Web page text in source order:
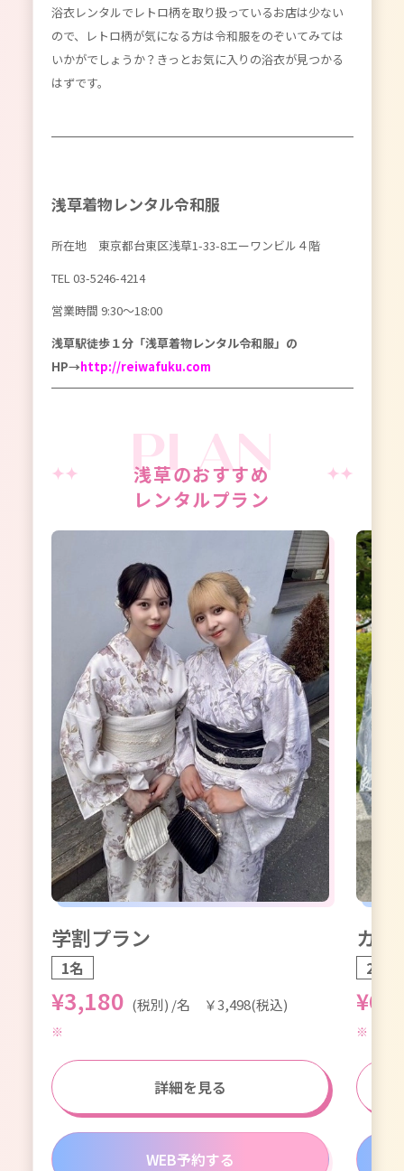
浴衣レンタルでレトロ柄を取り扱っているお店は少ない
ので、レトロ柄が気になる方は令和服をのぞいてみては
いかがでしょうか？きっとお気に入りの浴衣が見つかる
はずです。
浅草着物レンタル令和服
所在地 東京都台東区浅草1-33-8エーワンビル４階
TEL03-5246-4214
営業時間 9:30〜18:00
浅草駅徒歩１分「浅草着物レンタル令和服」の
HP→http://reiwafuku.com
浅草のおすすめ
レンタルプラン
学割プラン
1名
¥3,180 (税別) /名 ￥3,498(税込)
詳細を見る
WEB予約する
カッ
2名1